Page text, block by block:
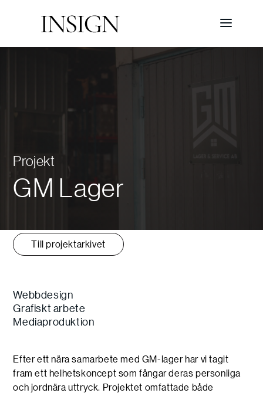
Projekt
GM Lager
Till projektarkivet
Webbdesign
Grafiskt arbete
Mediaproduktion
Efter ett nära samarbete med GM-lager har vi tagit
fram ett helhetskoncept som fångar deras personliga
och jordnära uttryck. Projektet omfattade både